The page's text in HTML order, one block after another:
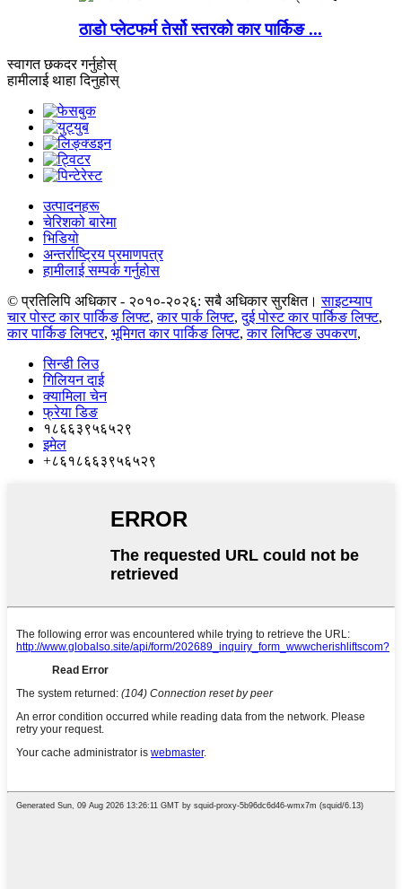
ठाडो प्लेटफर्म तेर्सो स्तरको कार पार्किङ ...
स्वागत छकदर गर्नुहोस्
हामीलाई थाहा दिनुहोस्
उत्पादनहरू
चेरिशको बारेमा
भिडियो
अन्तर्राष्ट्रिय प्रमाणपत्र
हामीलाई सम्पर्क गर्नुहोस
© प्रतिलिपि अधिकार - २०१०-२०२६: सबै अधिकार सुरक्षित। साइटम्याप
चार पोस्ट कार पार्किङ लिफ्ट,कार पार्क लिफ्ट,दुई पोस्ट कार पार्किङ लिफ्ट,
कार पार्किङ लिफ्टर, भूमिगत कार पार्किङ लिफ्ट,कार लिफ्टिङ उपकरण,
सिन्डी लिउ
गिलियन दाई
क्यामिला चेन
फ्रेया डिङ
१८६६३९५६५२९
इमेल
+८६१८६६३९५६५२९